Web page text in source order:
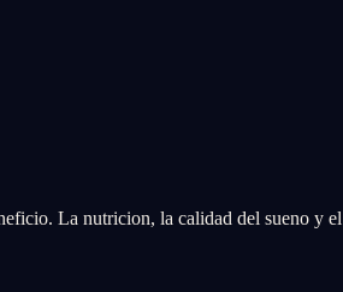
La nutricion, la calidad del sueno y